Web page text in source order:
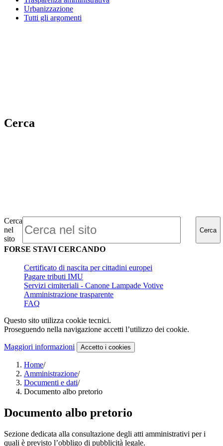
Urbanizzazione
Tutti gli argomenti
Cerca
Cerca
nel
sito
Cerca
FORSE STAVI CERCANDO
Certificato di nascita per cittadini europei
Pagare tributi IMU
Servizi cimiteriali - Canone Lampade Votive
Amministrazione trasparente
FAQ
Questo sito utilizza cookie tecnici.
Proseguendo nella navigazione accetti l’utilizzo dei cookie.
Maggiori informazioni Accetto i cookies
Home/
Amministrazione/
Documenti e dati/
Documento albo pretorio
Documento albo pretorio
Sezione dedicata alla consultazione degli atti amministrativi per i
quali è previsto l’obbligo di pubblicità legale.